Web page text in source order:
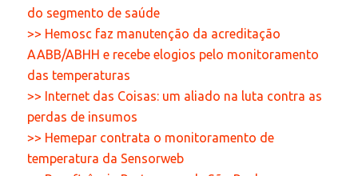
do segmento de saúde
>> Hemosc faz manutenção da acreditação
AABB/ABHH e recebe elogios pelo monitoramento
das temperaturas
>> Internet das Coisas: um aliado na luta contra as
perdas de insumos
>> Hemepar contrata o monitoramento de
temperatura da Sensorweb